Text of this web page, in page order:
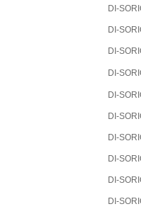
DI-
DI-
DI-
DI-
DI-
DI-
DI-
DI-
DI-
DI-